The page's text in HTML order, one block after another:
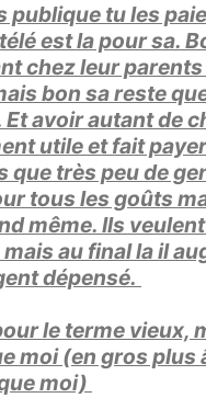
publique tu les
est la pour sa.
chez leur parents
bon sa reste
avoir autant de
utile et fait
que très peu de
tous les goûts
même. Ils
au final la il
dépensé.
le terme vieux,
moi (en gros plus
moi)